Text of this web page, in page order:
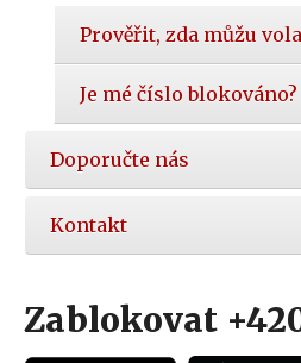
Prověřit, zda můžu
Je mé číslo blokováno?
Doporučte nás
Kontakt
Zablokovat